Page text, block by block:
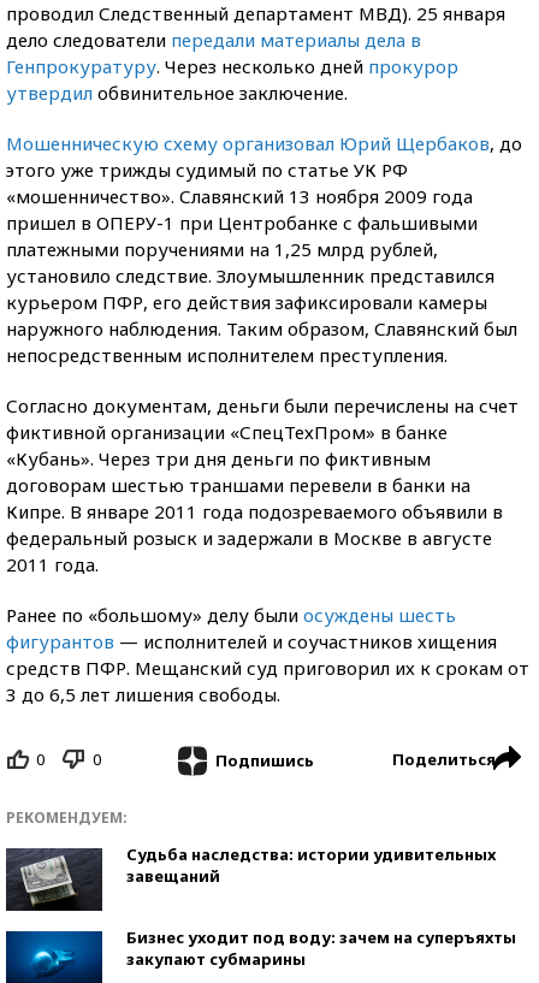
проводил Следственный департамент МВД). 25 января
дело следователи передали материалы дела в
Генпрокуратуру. Через несколько дней прокурор
утвердил обвинительное заключение.
Мошенническую схему организовал Юрий Щербаков, до
этого уже трижды судимый по статье УК РФ
«мошенничество». Славянский 13 ноября 2009 года
пришел в ОПЕРУ-1 при Центробанке с фальшивыми
платежными поручениями на 1,25 млрд рублей,
установило следствие. Злоумышленник представился
курьером ПФР, его действия зафиксировали камеры
наружного наблюдения. Таким образом, Славянский был
непосредственным исполнителем преступления.
Согласно документам, деньги были перечислены на счет
фиктивной организации «СпецТехПром» в банке
«Кубань». Через три дня деньги по фиктивным
договорам шестью траншами перевели в банки на
Кипре. В январе 2011 года подозреваемого объявили в
федеральный розыск и задержали в Москве в августе
2011 года.
Ранее по «большому» делу были осуждены шесть
фигурантов — исполнителей и соучастников хищения
средств ПФР. Мещанский суд приговорил их к срокам от
3 до 6,5 лет лишения свободы.
0 0 Подпишись Поделиться
РЕКОМЕНДУЕМ:
Судьба наследства: истории удивительных
завещаний
Бизнес уходит под воду: зачем на суперъяхты
закупают субмарины